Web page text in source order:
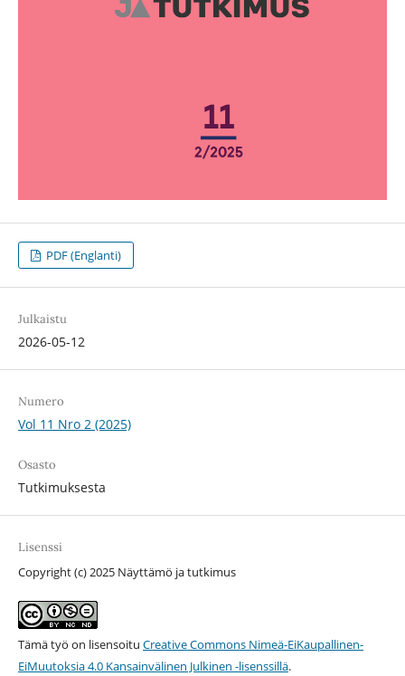
PDF (Englanti)
Julkaistu
2026-05-12
Numero
Vol 11 Nro 2 (2025)
Osasto
Tutkimuksesta
Lisenssi
Copyright (c) 2025 Näyttämö ja tutkimus
Tämä työ on lisensoitu Creative Commons Nimeä-EiKaupallinen-
EiMuutoksia 4.0 Kansainvälinen Julkinen -lisenssillä.